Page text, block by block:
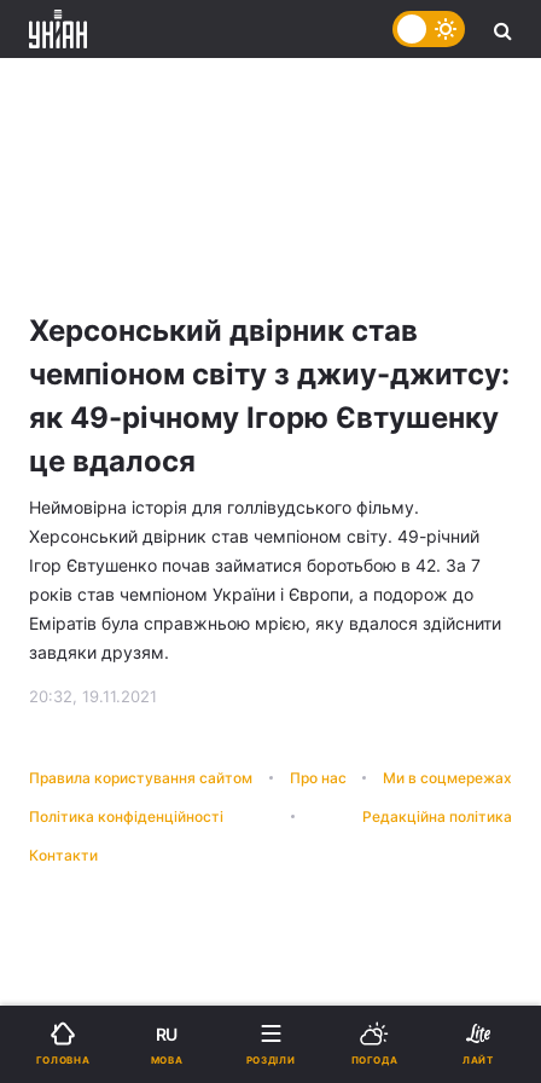
Херсонський двірник став
чемпіоном світу з джиу-джитсу:
як 49-річному Ігорю Євтушенку
це вдалося
Неймовірна історія для голлівудського фільму.
Херсонський двірник став чемпіоном світу. 49-річний
Ігор Євтушенко почав займатися боротьбою в 42. За 7
років став чемпіоном України і Європи, а подорож до
Еміратів була справжньою мрією, яку вдалося здійснити
завдяки друзям.
20:32, 19.11.2021
Правила користування сайтом Про нас Ми в соцмережах
Політика конфіденційності Редакційна політика
Контакти
ГОЛОВНА
RU
МОВА РОЗДІЛИ ПОГОДА ЛАЙТ